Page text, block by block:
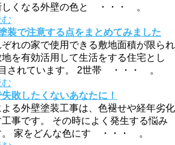
しくなる外壁の色と ・・・ 。
装で注意する点をまとめてみました
れの家で使用できる敷地面積が限られ
を有効活用して生活をする住宅とし
されています。 2世帯 ・・・ 。
敗したくないあなたに！
る外壁塗装工事は、色褪せや経年劣化
事です。 その時によく発生する悩み
。 家をどんな色にす ・・・ 。